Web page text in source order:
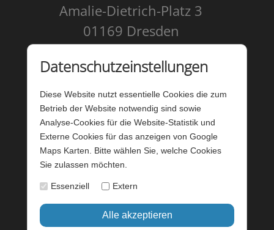
Amalie-Dietrich-Platz 3
01169 Dresden
Kontakt
Datenschutz
Barrierefreiheit
Barriere melden
Startseite
Datenschutzeinstellungen
Diese Website nutzt essentielle Cookies die zum
Betrieb der Website notwendig sind sowie
Analyse-Cookies für die Website-Statistik und
Externe Cookies für das anzeigen von Google
Maps Karten. Bitte wählen Sie, welche Cookies
Sie zulassen möchten.
Essenziell Extern